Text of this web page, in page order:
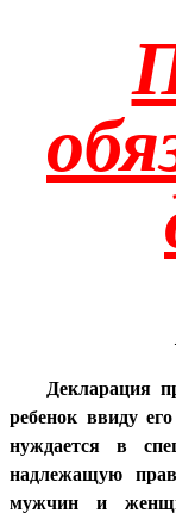
Декларация
ребенок ввиду
нуждается в
надлежащую
мужчин и